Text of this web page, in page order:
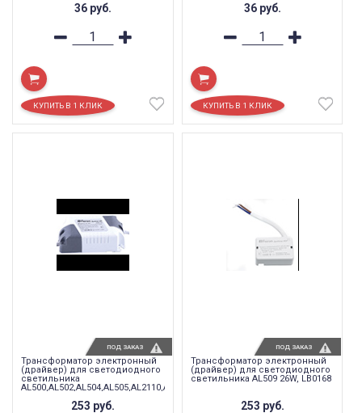
36 руб. 36 руб.
Трансформатор электронный
(драйвер) для светодиодного
светильника
AL500,AL502,AL504,AL505,AL2110,AL2111
253 руб.
ПОД ЗАКАЗ
Трансформатор электронный
(драйвер) для светодиодного
светильника AL509 26W, LB0168
253 руб.
ПОД ЗАКАЗ